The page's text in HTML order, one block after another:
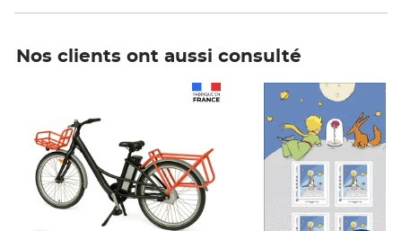
Nos clients ont aussi consulté
Prix 7,50€